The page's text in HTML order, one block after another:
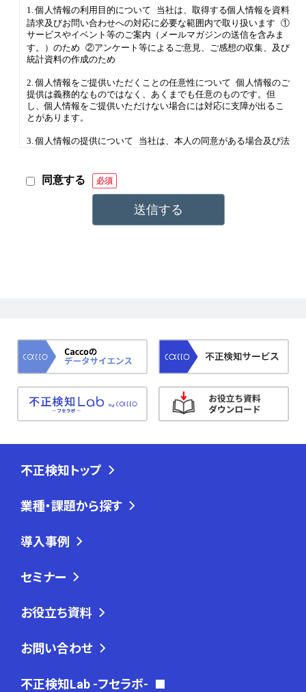
不正検知トップ
業種・課題から探す
導入事例
セミナー
お役立ち資料
お問い合わせ
不正検知Lab -フセラボ-